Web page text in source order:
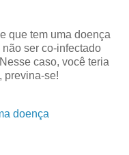
que tem uma doença
ser co-infectado
caso, você teria
previna-se!
doença